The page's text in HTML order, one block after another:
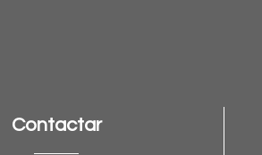
Contactar